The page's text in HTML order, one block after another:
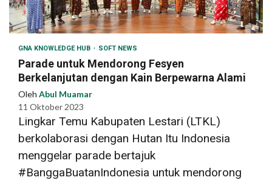
GNA KNOWLEDGE HUB SOFT NEWS
Parade untuk Mendorong Fesyen
Berkelanjutan dengan Kain Berpewarna Alami
Oleh Abul Muamar
11 Oktober 2023
Lingkar Temu Kabupaten Lestari (LTKL)
berkolaborasi dengan Hutan Itu Indonesia
menggelar parade bertajuk
#BanggaBuatanIndonesia untuk mendorong